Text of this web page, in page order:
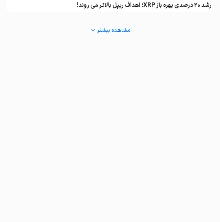
رشد ۲۰ درصدی بهره باز XRP؛ اهداف ریپل بالاتر می روند!
مشاهده بیشتر